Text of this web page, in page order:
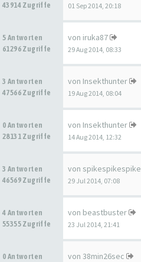
43914 Zugriffe
01 Sep 2014, 20:18
5 Antworten
61296 Zugriffe
von iruka87
29 Aug 2014, 08:33
3 Antworten
47566 Zugriffe
von Insekthunter
19 Aug 2014, 08:04
0 Antworten
28131 Zugriffe
von Insekthunter
14 Aug 2014, 12:32
3 Antworten
46569 Zugriffe
von spikespikespike
29 Jul 2014, 07:08
4 Antworten
55355 Zugriffe
von beastbuster
23 Jul 2014, 21:41
0 Antworten
von 38min26sec